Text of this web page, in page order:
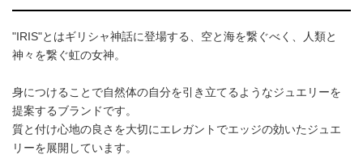
"IRIS"とはギリシャ神話に登場する、空と海を繋ぐべく、人類と
神々を繋ぐ虹の女神。
身につけることで自然体の自分を引き立てるようなジュエリーを
提案するブランドです。
質と付け心地の良さを大切にエレガントでエッジの効いたジュエ
リーを展開しています。